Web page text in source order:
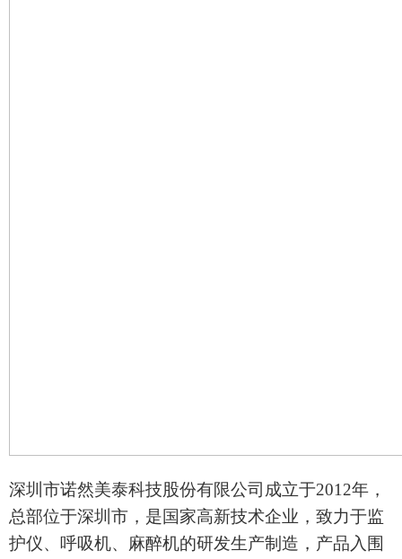
深圳市诺然美泰科技股份有限公司成立于2012年，
总部位于深圳市，是国家高新技术企业，致力于监
护仪、呼吸机、麻醉机的研发生产制造，产品入围